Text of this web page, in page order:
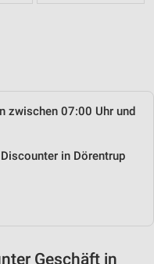
zwischen 07:00 Uhr und
in Dörentrup
Geschäft in